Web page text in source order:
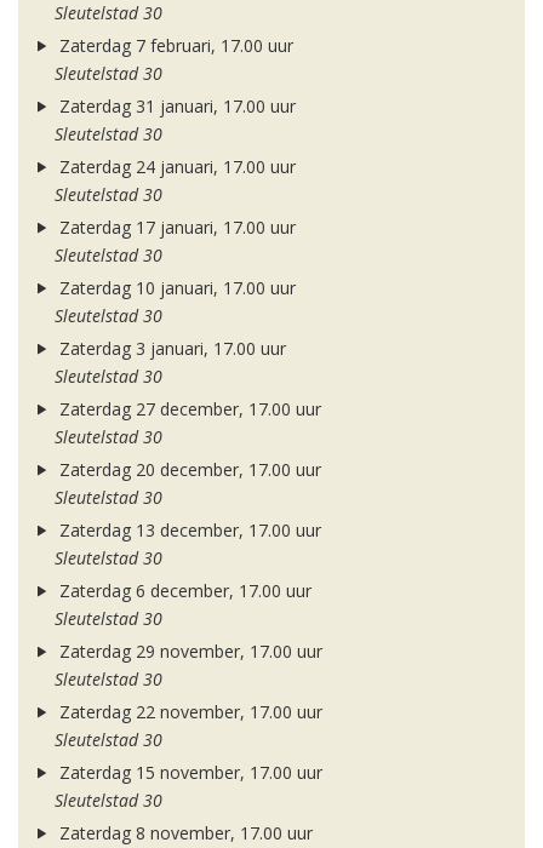
Sleutelstad 30
Zaterdag 7 februari, 17.00 uur
Sleutelstad 30
Zaterdag 31 januari, 17.00 uur
Sleutelstad 30
Zaterdag 24 januari, 17.00 uur
Sleutelstad 30
Zaterdag 17 januari, 17.00 uur
Sleutelstad 30
Zaterdag 10 januari, 17.00 uur
Sleutelstad 30
Zaterdag 3 januari, 17.00 uur
Sleutelstad 30
Zaterdag 27 december, 17.00 uur
Sleutelstad 30
Zaterdag 20 december, 17.00 uur
Sleutelstad 30
Zaterdag 13 december, 17.00 uur
Sleutelstad 30
Zaterdag 6 december, 17.00 uur
Sleutelstad 30
Zaterdag 29 november, 17.00 uur
Sleutelstad 30
Zaterdag 22 november, 17.00 uur
Sleutelstad 30
Zaterdag 15 november, 17.00 uur
Sleutelstad 30
Zaterdag 8 november, 17.00 uur